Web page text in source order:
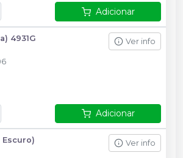
Adicionar
4931G
Ver info
Adicionar
Escuro)
Ver info